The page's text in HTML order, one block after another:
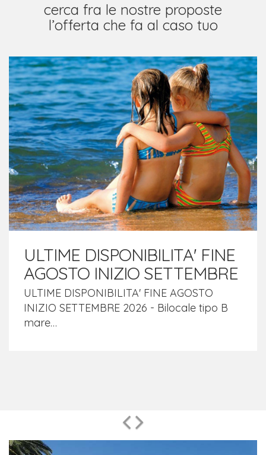
cerca fra le nostre proposte
l’offerta che fa al caso tuo
ULTIME DISPONIBILITA' FINE
AGOSTO INIZIO SETTEMBRE
ULTIME DISPONIBILITA' FINE AGOSTO
INIZIO SETTEMBRE 2026 - Bilocale tipo B
mare…